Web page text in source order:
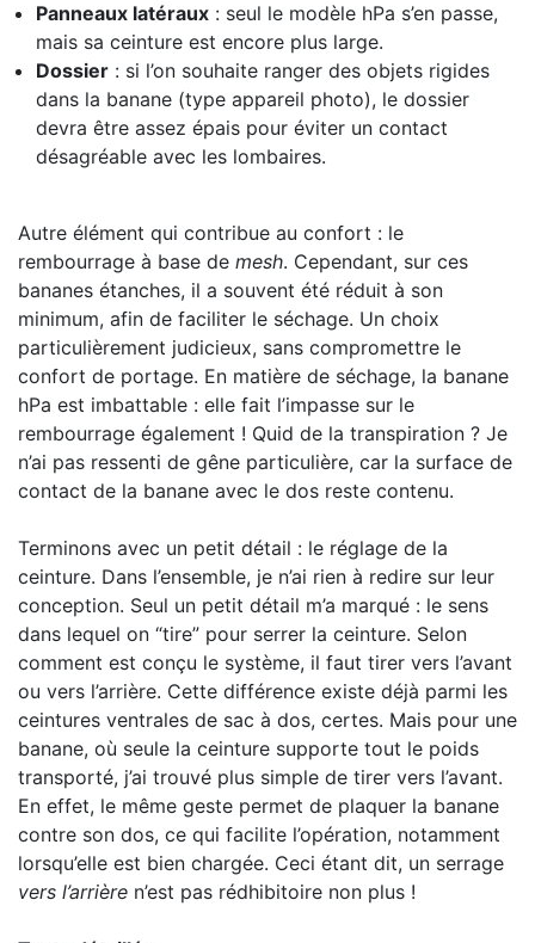
Panneaux latéraux : seul le modèle hPa s’en passe,
mais sa ceinture est encore plus large.
Dossier : si l’on souhaite ranger des objets rigides
dans la banane (type appareil photo), le dossier
devra être assez épais pour éviter un contact
désagréable avec les lombaires.
Autre élément qui contribue au confort : le
rembourrage à base de mesh. Cependant, sur ces
bananes étanches, il a souvent été réduit à son
minimum, afin de faciliter le séchage. Un choix
particulièrement judicieux, sans compromettre le
confort de portage. En matière de séchage, la banane
hPa est imbattable : elle fait l’impasse sur le
rembourrage également ! Quid de la transpiration ? Je
n’ai pas ressenti de gêne particulière, car la surface de
contact de la banane avec le dos reste contenu.
Terminons avec un petit détail : le réglage de la
ceinture. Dans l’ensemble, je n’ai rien à redire sur leur
conception. Seul un petit détail m’a marqué : le sens
dans lequel on “tire” pour serrer la ceinture. Selon
comment est conçu le système, il faut tirer vers l’avant
ou vers l’arrière. Cette différence existe déjà parmi les
ceintures ventrales de sac à dos, certes. Mais pour une
banane, où seule la ceinture supporte tout le poids
transporté, j’ai trouvé plus simple de tirer vers l’avant.
En effet, le même geste permet de plaquer la banane
contre son dos, ce qui facilite l’opération, notamment
lorsqu’elle est bien chargée. Ceci étant dit, un serrage
vers l’arrière n’est pas rédhibitoire non plus !